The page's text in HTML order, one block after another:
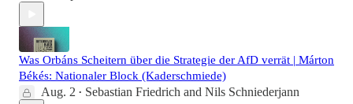
Was Orbáns Scheitern über die Strategie der AfD verrät | Márton
Békés: Nationaler Block (Kaderschmiede)
Aug. 2 • Sebastian Friedrich and Nils Schniederjann